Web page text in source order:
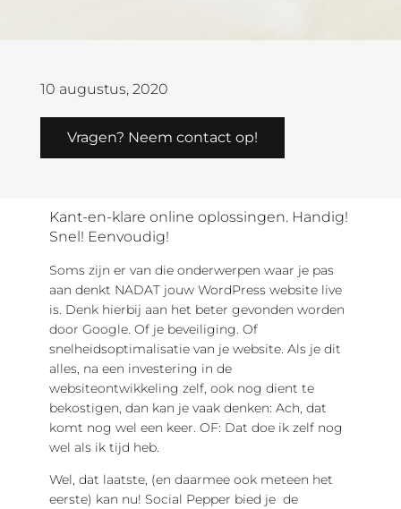
10 augustus, 2020
Vragen? Neem contact op!
Kant-en-klare online oplossingen. Handig!
Snel! Eenvoudig!
Soms zijn er van die onderwerpen waar je pas
aan denkt NADAT jouw WordPress website live
is. Denk hierbij aan het beter gevonden worden
door Google. Of je beveiliging. Of
snelheidsoptimalisatie van je website. Als je dit
alles, na een investering in de
websiteontwikkeling zelf, ook nog dient te
bekostigen, dan kan je vaak denken: Ach, dat
komt nog wel een keer. OF: Dat doe ik zelf nog
wel als ik tijd heb.
Wel, dat laatste, (en daarmee ook meteen het
eerste) kan nu! Social Pepper bied je de